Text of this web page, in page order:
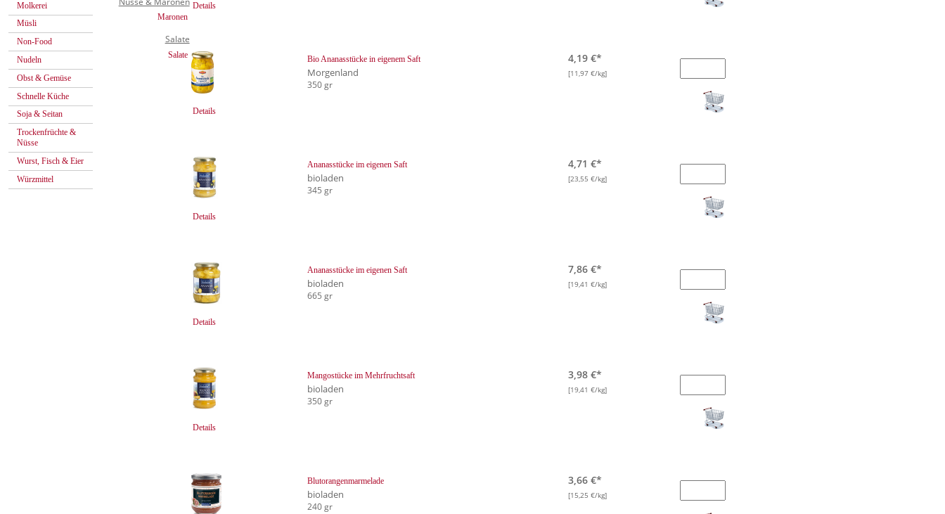
Molkerei
Müsli
Non-Food
Nudeln
Obst & Gemüse
Schnelle Küche
Soja & Seitan
Trockenfrüchte &
Nüsse
Wurst, Fisch & Eier
Würzmittel
Maronen
Salate
Salate
Details
Details
Bio Ananasstücke in eigenem Saft
Morgenland
350 gr
4,19 €*
[11,97 €/kg]
Details
Ananasstücke im eigenen Saft
bioladen
345 gr
4,71 €*
[23,55 €/kg]
Details
Ananasstücke im eigenen Saft
bioladen
665 gr
7,86 €*
[19,41 €/kg]
Details
Mangostücke im Mehrfruchtsaft
bioladen
350 gr
3,98 €*
[19,41 €/kg]
Blutorangenmarmelade
bioladen
240 gr
3,66 €*
[15,25 €/kg]